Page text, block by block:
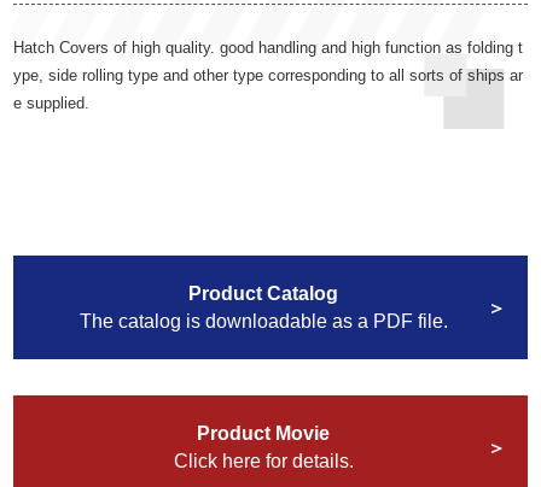
Hatch Covers of high quality. good handling and high function as folding t
ype, side rolling type and other type corresponding to all sorts of ships ar
e supplied.
Product Catalog
The catalog is downloadable as a PDF file.
Product Movie
Click here for details.